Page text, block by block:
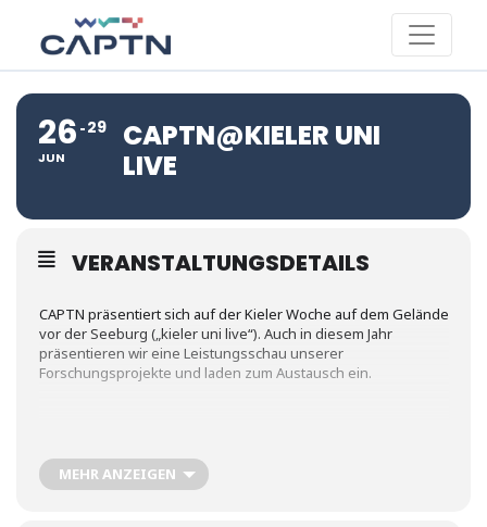
26
JUN
29
CAPTN@KIELER UNI
LIVE
VERANSTALTUNGSDETAILS
CAPTN präsentiert sich auf der Kieler Woche auf dem Gelände
vor der Seeburg („kieler uni live“). Auch in diesem Jahr
präsentieren wir eine Leistungsschau unserer
Forschungsprojekte und laden zum Austausch ein.
Donnerstag, 26.06. 13 Uhr – Vincent Steinhart-Besser, Magnus
MEHR ANZEIGEN